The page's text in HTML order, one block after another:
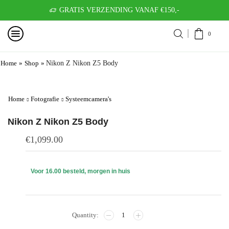
GRATIS VERZENDING VANAF €150,-
0
Home » Shop » Nikon Z Nikon Z5 Body
Home Fotografie Systeemcamera's
Nikon Z Nikon Z5 Body
€1,099.00
Voor 16.00 besteld, morgen in huis